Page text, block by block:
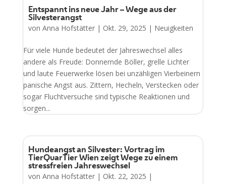
Entspannt ins neue Jahr – Wege aus der
Silvesterangst
von Anna Hofstätter| Okt. 29, 2025 | Neuigkeiten
Für viele Hunde bedeutet der Jahreswechsel alles
andere als Freude: Donnernde Böller, grelle Lichter
und laute Feuerwerke lösen bei unzähligen Vierbeinern
panische Angst aus. Zittern, Hecheln, Verstecken oder
sogar Fluchtversuche sind typische Reaktionen und
sorgen...
Hundeangst an Silvester: Vortrag im
TierQuarTier Wien zeigt Wege zu einem
stressfreien Jahreswechsel
von Anna Hofstätter| Okt. 22, 2025 |